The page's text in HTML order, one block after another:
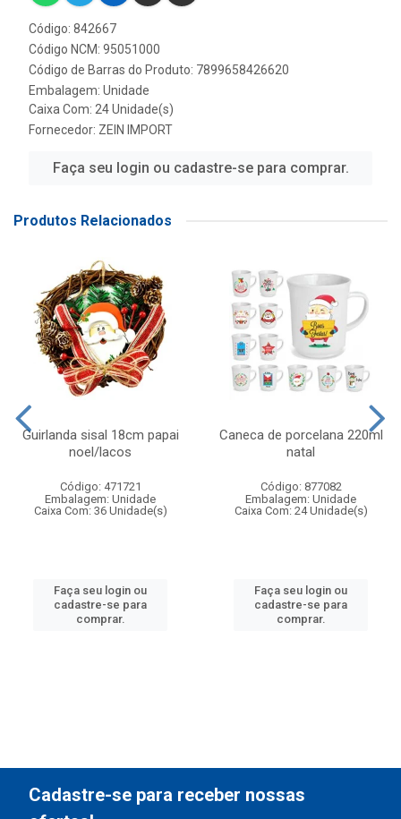
Código: 842667
Código NCM: 95051000
Código de Barras do Produto: 7899658426620
Embalagem: Unidade
Caixa Com: 24 Unidade(s)
Fornecedor: ZEIN IMPORT
Faça seu login ou cadastre-se para comprar.
Produtos Relacionados
Guirlanda sisal 18cm papai
noel/lacos
Código: 471721
Embalagem: Unidade
Caixa Com: 36 Unidade(s)
Faça seu login ou
cadastre-se para
comprar.
Caneca de porcelana 220ml
natal
Código: 877082
Embalagem: Unidade
Caixa Com: 24 Unidade(s)
Faça seu login ou
cadastre-se para
comprar.
Cadastre-se para receber nossas